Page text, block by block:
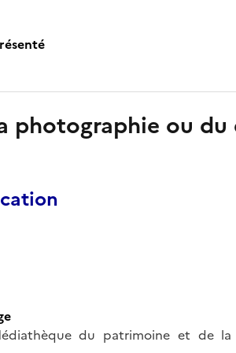
photographie ou
du patrimoine et de